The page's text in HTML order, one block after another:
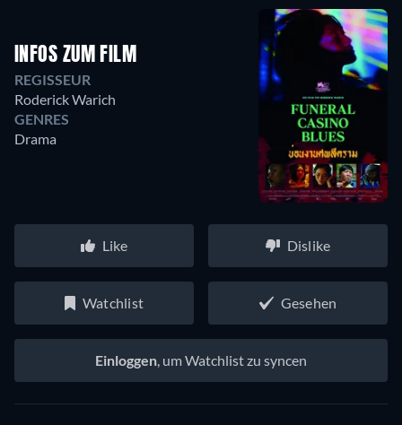
INFOS ZUM FILM
REGISSEUR
Roderick Warich
GENRES
Drama
Like Dislike
Watchlist Gesehen
Einloggen, um Watchlist zu syncen